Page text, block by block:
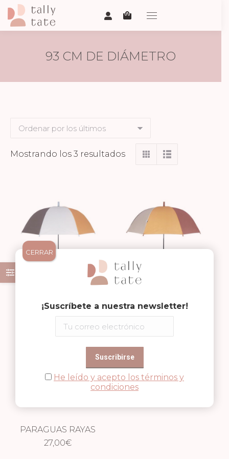
93 CM DE DIÁMETRO
Mostrando los 3 resultadosOrdenado
BLUE
27,00€
PINK
27,00€
PARAGUAS RAYAS
SAGE
27,00€
¡Suscríbete a nuestra newsletter!
He leído y acepto los términos y
condiciones
CERRAR